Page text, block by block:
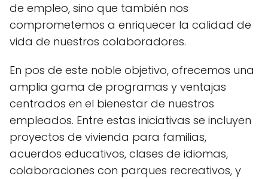
de empleo, sino que también nos
comprometemos a enriquecer la calidad de
vida de nuestros colaboradores.
En pos de este noble objetivo, ofrecemos una
amplia gama de programas y ventajas
centrados en el bienestar de nuestros
empleados. Entre estas iniciativas se incluyen
proyectos de vivienda para familias,
acuerdos educativos, clases de idiomas,
colaboraciones con parques recreativos, y